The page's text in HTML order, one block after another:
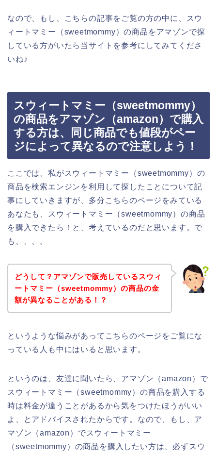
なので、もし、こちらの記事をご覧の方の中に、スウ
ィートマミー（sweetmommy）の商品をアマゾンで探
している方がいたら当サイトを参考にしてみてくださ
いね♪
スウィートマミー（sweetmommy）
の商品をアマゾン（amazon）で購入
する方は、同じ商品でも値段がペー
ジによって異なるので注意しよう！
ここでは、私がスウィートマミー（sweetmommy）の
商品を検索エンジンを利用して探したことについて記
事にしていきますが、多分こちらのページをみている
あなたも、スウィートマミー（sweetmommy）の商品
を購入できたら！と、考えているのだと思います。で
も、、、。
どうして？アマゾンで販売しているスウィ
ートマミー（sweetmommy）の商品の金
額が異なることがある！？
というような悩みがあってこちらのページをご覧にな
っている人も中にはいると思います。
というのは、友達に聞いたら、アマゾン（amazon）で
スウィートマミー（sweetmommy）の商品を購入する
時は料金が違うことがあるから気をつけたほうがいい
よ、とアドバイスされたからです。なので、もし、ア
マゾン（amazon）でスウィートマミー
（sweetmommy）の商品を購入したい方は、必ずスウ